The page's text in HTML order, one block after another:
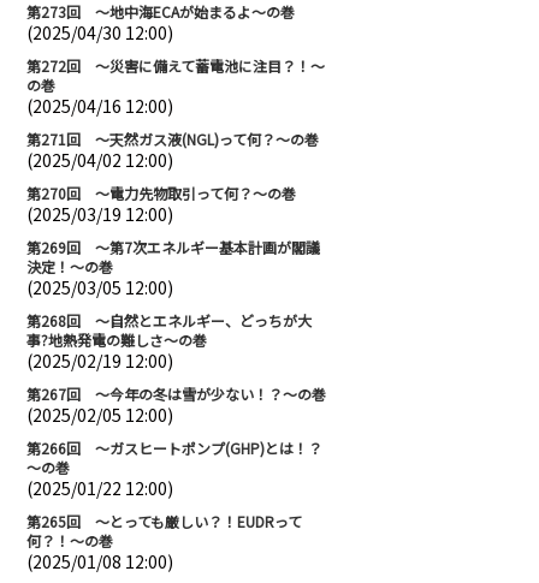
第273回 ～地中海ECAが始まるよ～の巻
(2025/04/30 12:00)
第272回 ～災害に備えて蓄電池に注目？！～
の巻
(2025/04/16 12:00)
第271回 ～天然ガス液(NGL)って何？～の巻
(2025/04/02 12:00)
第270回 ～電力先物取引って何？～の巻
(2025/03/19 12:00)
第269回 ～第7次エネルギー基本計画が閣議
決定！～の巻
(2025/03/05 12:00)
第268回 ～自然とエネルギー、どっちが大
事?地熱発電の難しさ～の巻
(2025/02/19 12:00)
第267回 ～今年の冬は雪が少ない！？～の巻
(2025/02/05 12:00)
第266回 ～ガスヒートポンプ(GHP)とは！？
～の巻
(2025/01/22 12:00)
第265回 ～とっても厳しい？！EUDRって
何？！～の巻
(2025/01/08 12:00)